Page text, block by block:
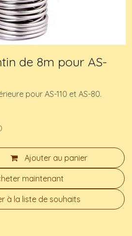
de 8m pour AS-
pour AS-110 et AS-80.
Ajouter au panier
maintenant
à la liste de souhaits